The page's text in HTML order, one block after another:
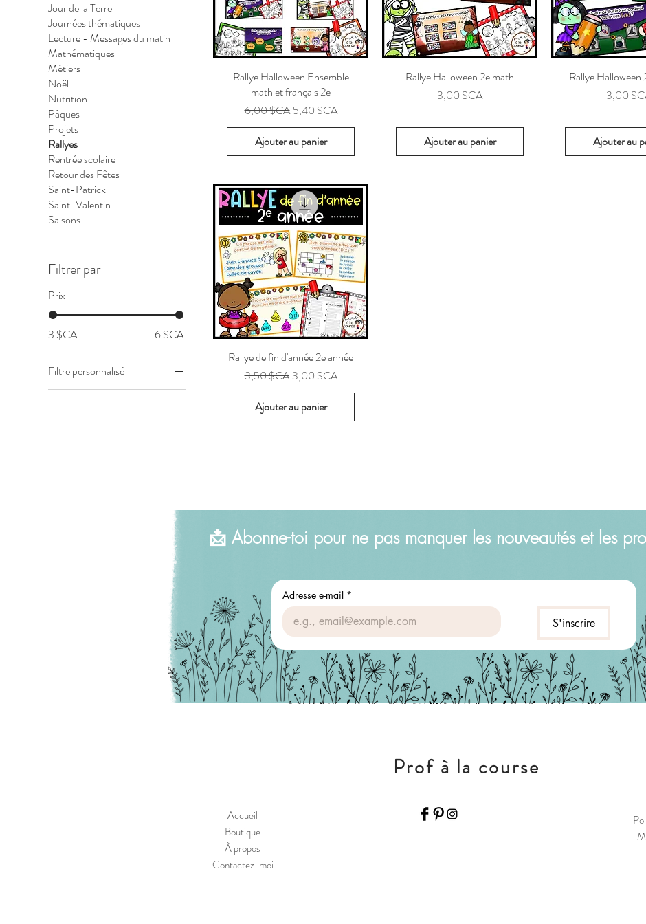
Jour de la Terre
Journées thématiques
Lecture - Messages du matin
Mathématiques
Métiers
Noël
Nutrition
Pâques
Projets
Rallyes
Rentrée scolaire
Retour des Fêtes
Saint-Patrick
Saint-Valentin
Saisons
Filtrer par
Prix
3 $CA 6 $CA
Filtre personnalisé
Ateliers - Jeux
Rallye Halloween Ensemble
math et français 2e
Prix original
6,00 $CA Prix promotionnel
5,40 $CA
Ajouter au panier
Rallye Halloween 2e math
Prix
3,00 $CA
Ajouter au panier
Rallye Halloween
Prix
3,00
Ajouter au
Rallye de fin d'année 2e année
Prix original
3,50 $CA Prix promotionnel
3,00 $CA
Ajouter au panier
📩 Abonne-toi pour ne pas manquer les nouveautés et les
Adresse e-mail *
S'inscrire
Prof à la course
Accueil
Boutique
À propos
Contactez-moi